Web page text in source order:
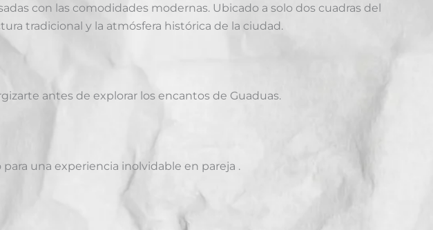
con las comodidades modernas. Ubicado a solo dos cuadras del
tradicional y la atmósfera histórica de la ciudad.
antes de explorar los encantos de Guaduas.
una experiencia inolvidable en pareja .​